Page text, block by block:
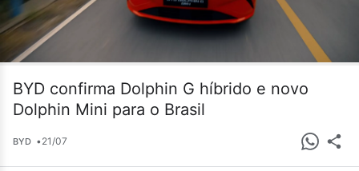
BYD confirma Dolphin G híbrido e novo
Dolphin Mini para o Brasil
BYD •21/07